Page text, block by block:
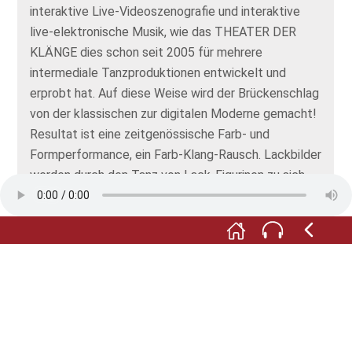
interaktive Live-Videoszenografie und interaktive
live-elektronische Musik, wie das THEATER DER
KLÄNGE dies schon seit 2005 für mehrere
intermediale Tanzproduktionen entwickelt und
erprobt hat. Auf diese Weise wird der Brückenschlag
von der klassischen zur digitalen Moderne gemacht!
Resultat ist eine zeitgenössische Farb- und
Formperformance, ein Farb-Klang-Rausch. Lackbilder
werden durch den Tanz von Lack-Figurinen zu sich
immer wieder neu formenden, übermalenden und
ständig anders erscheinenden Lichtmalereien.
Durchaus im Geiste Oskar Schlemmers ist dies